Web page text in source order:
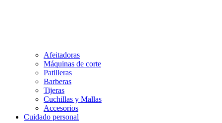
Afeitadoras
Máquinas de corte
Patilleras
Barberas
Tijeras
Cuchillas y Mallas
Accesorios
Cuidado personal